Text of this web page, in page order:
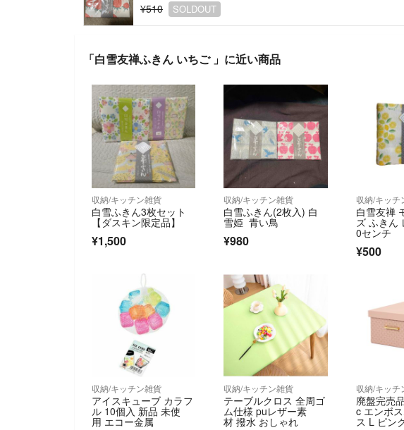
¥510
SOLDOUT
「白雪友禅ふきん いちご 」に近い商品
収納/キッチン雑貨
白雪ふきん3枚セット
【ダスキン限定品】
¥1,500
収納/キッチン雑貨
白雪ふきん(2枚入) 白
雪姫 青い鳥
¥980
収納/キッチ
白雪友禅
ズ ふきん
0センチ
¥500
収納/キッチン雑貨
アイスキューブ カラフ
ル 10個入 新品 未使
用 エコー金属
収納/キッチン雑貨
テーブルクロス 全周ゴ
ム仕様 puレザー素
材 撥水 おしゃれ
収納/キッチ
廃盤完売
c エンボ
ス L ピン